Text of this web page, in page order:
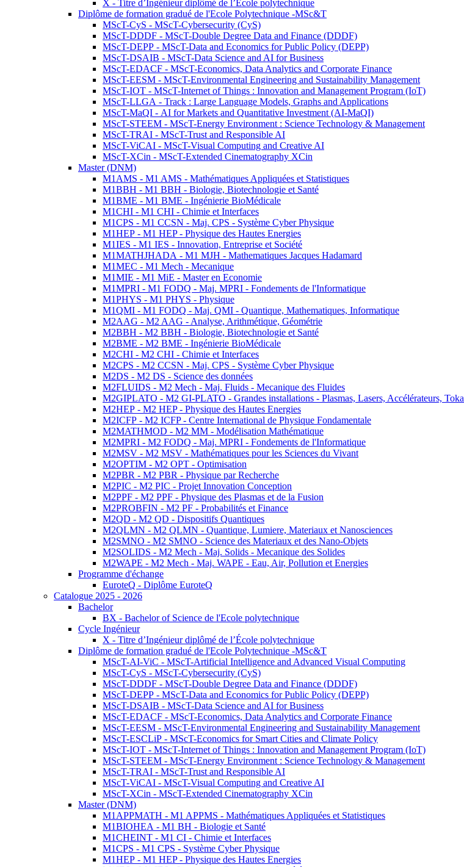
X - Titre d’Ingénieur diplômé de l’École polytechnique
Diplôme de formation gradué de l'Ecole Polytechnique -MSc&T
MScT-CyS - MScT-Cybersecurity (CyS)
MScT-DDDF - MScT-Double Degree Data and Finance (DDDF)
MScT-DEPP - MScT-Data and Economics for Public Policy (DEPP)
MScT-DSAIB - MScT-Data Science and AI for Business
MScT-EDACF - MScT-Economics, Data Analytics and Corporate Finance
MScT-EESM - MScT-Environmental Engineering and Sustainability Management
MScT-IOT - MScT-Internet of Things : Innovation and Management Program (IoT)
MScT-LLGA - Track : Large Language Models, Graphs and Applications
MScT-MaQI - AI for Markets and Quantitative Investment (AI-MaQI)
MScT-STEEM - MScT-Energy Environment : Science Technology & Management
MScT-TRAI - MScT-Trust and Responsible AI
MScT-ViCAI - MScT-Visual Computing and Creative AI
MScT-XCin - MScT-Extended Cinematography XCin
Master (DNM)
M1AMS - M1 AMS - Mathématiques Appliquées et Statistiques
M1BBH - M1 BBH - Biologie, Biotechnologie et Santé
M1BME - M1 BME - Ingénierie BioMédicale
M1CHI - M1 CHI - Chimie et Interfaces
M1CPS - M1 CCSN - Maj. CPS - Système Cyber Physique
M1HEP - M1 HEP - Physique des Hautes Energies
M1IES - M1 IES - Innovation, Entreprise et Société
M1MATHJHADA - M1 MJH - Mathematiques Jacques Hadamard
M1MEC - M1 Mech - Mecanique
M1MIE - M1 MiE - Master en Economie
M1MPRI - M1 FODQ - Maj. MPRI - Fondements de l'Informatique
M1PHYS - M1 PHYS - Physique
M1QMI - M1 FODQ - Maj. QMI - Quantique, Mathematiques, Informatique
M2AAG - M2 AAG - Analyse, Arithmétique, Géométrie
M2BBH - M2 BBH - Biologie, Biotechnologie et Santé
M2BME - M2 BME - Ingénierie BioMédicale
M2CHI - M2 CHI - Chimie et Interfaces
M2CPS - M2 CCSN - Maj. CPS - Système Cyber Physique
M2DS - M2 DS - Science des données
M2FLUIDS - M2 Mech - Maj. Fluids - Mecanique des Fluides
M2GIPLATO - M2 GI-PLATO - Grandes installations - Plasmas, Lasers, Accélérateurs,
M2HEP - M2 HEP - Physique des Hautes Energies
M2ICFP - M2 ICFP - Centre International de Physique Fondamentale
M2MATHMOD - M2 MM - Modélisation Mathématique
M2MPRI - M2 FODQ - Maj. MPRI - Fondements de l'Informatique
M2MSV - M2 MSV - Mathématiques pour les Sciences du Vivant
M2OPTIM - M2 OPT - Optimisation
M2PBR - M2 PBR - Physique par Recherche
M2PIC - M2 PIC - Projet Innovation Conception
M2PPF - M2 PPF - Physique des Plasmas et de la Fusion
M2PROBFIN - M2 PF - Probabilités et Finance
M2QD - M2 QD - Dispositifs Quantiques
M2QLMN - M2 QLMN - Quantique, Lumiere, Materiaux et Nanosciences
M2SMNO - M2 SMNO - Science des Materiaux et des Nano-Objets
M2SOLIDS - M2 Mech - Maj. Solids - Mecanique des Solides
M2WAPE - M2 Mech - Maj. WAPE - Eau, Air, Pollution et Energies
Programme d'échange
EuroteQ - Diplôme EuroteQ
Catalogue 2025 - 2026
Bachelor
BX - Bachelor of Science de l'Ecole polytechnique
Cycle Ingénieur
X - Titre d’Ingénieur diplômé de l’École polytechnique
Diplôme de formation gradué de l'Ecole Polytechnique -MSc&T
MScT-AI-ViC - MScT-Artificial Intelligence and Advanced Visual Computing
MScT-CyS - MScT-Cybersecurity (CyS)
MScT-DDDF - MScT-Double Degree Data and Finance (DDDF)
MScT-DEPP - MScT-Data and Economics for Public Policy (DEPP)
MScT-DSAIB - MScT-Data Science and AI for Business
MScT-EDACF - MScT-Economics, Data Analytics and Corporate Finance
MScT-EESM - MScT-Environmental Engineering and Sustainability Management
MScT-ESCLiP - MScT-Economics for Smart Cities and Climate Policy
MScT-IOT - MScT-Internet of Things : Innovation and Management Program (IoT)
MScT-STEEM - MScT-Energy Environment : Science Technology & Management
MScT-TRAI - MScT-Trust and Responsible AI
MScT-ViCAI - MScT-Visual Computing and Creative AI
MScT-XCin - MScT-Extended Cinematography XCin
Master (DNM)
M1APPMATH - M1 APPMS - Mathématiques Appliquées et Statistiques
M1BIOHEA - M1 BH - Biologie et Santé
M1CHEINT - M1 CI - Chimie et Interfaces
M1CPS - M1 CPS - Système Cyber Physique
M1HEP - M1 HEP - Physique des Hautes Energies